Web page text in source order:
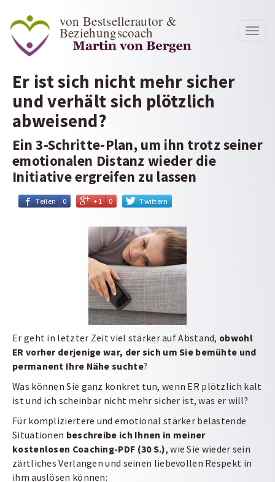
von Bestsellerautor &
Beziehungscoach
Er ist sich nicht mehr sicher
und verhält sich plötzlich
abweisend?
Ein 3-Schritte-Plan, um ihn trotz seiner
emotionalen Distanz wieder die
Initiative ergreifen zu lassen
Teilen 0 +1 0 Twittern
Er geht in letzter Zeit viel stärker auf Abstand, obwohl
ER vorher derjenige war, der sich um Sie bemühte und
permanent Ihre Nähe suchte?
Was können Sie ganz konkret tun, wenn ER plötzlich kalt
ist und ich scheinbar nicht mehr sicher ist, was er will?
Für kompliziertere und emotional stärker belastende
Situationen beschreibe ich Ihnen in meiner
kostenlosen Coaching-PDF (30 S.), wie Sie wieder sein
zärtliches Verlangen und seinen liebevollen Respekt in
ihm auslösen können: